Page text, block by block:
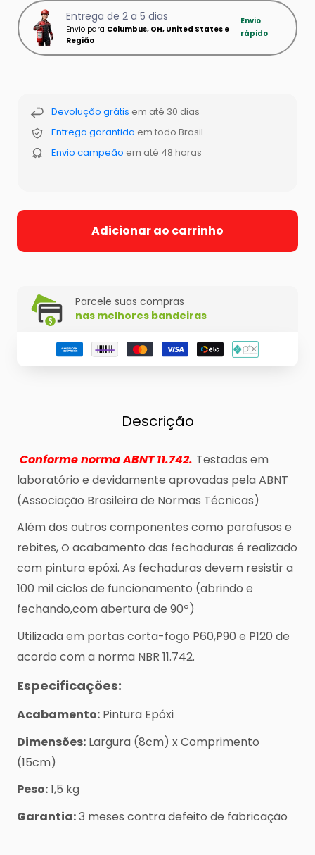
Entrega de 2 a 5 dias
Envio para Columbus, OH, United States e
Região
Envio
rápido
Devolução grátis em até 30 dias
Entrega garantida em todo Brasil
Envio campeão em até 48 horas
Adicionar ao carrinho
Parcele suas compras
nas melhores bandeiras
Descrição
Conforme norma ABNT 11.742. Testadas em
laboratório e devidamente aprovadas pela ABNT
(Associação Brasileira de Normas Técnicas)
Além dos outros componentes como parafusos e
rebites, O acabamento das fechaduras é realizado
com pintura epóxi. As fechaduras devem resistir a
100 mil ciclos de funcionamento (abrindo e
fechando,com abertura de 90º)
Utilizada em portas corta-fogo P60,P90 e P120 de
acordo com a norma NBR 11.742.
Especificações:
Acabamento: Pintura Epóxi
Dimensões: Largura (8cm) x Comprimento
(15cm)
Peso:1,5 kg
Garantia:3 meses contra defeito de fabricação